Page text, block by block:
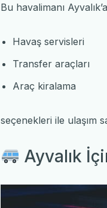
Bu havalimanı
Havaş servisleri
Transfer araçları
Araç kiralama
seçenekleri ile ulaşım
Ayvalık